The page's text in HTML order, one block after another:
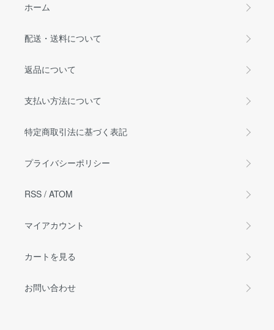
ホーム
配送・送料について
返品について
支払い方法について
特定商取引法に基づく表記
プライバシーポリシー
RSS / ATOM
マイアカウント
カートを見る
お問い合わせ